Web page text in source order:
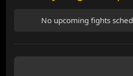
No upcoming fights